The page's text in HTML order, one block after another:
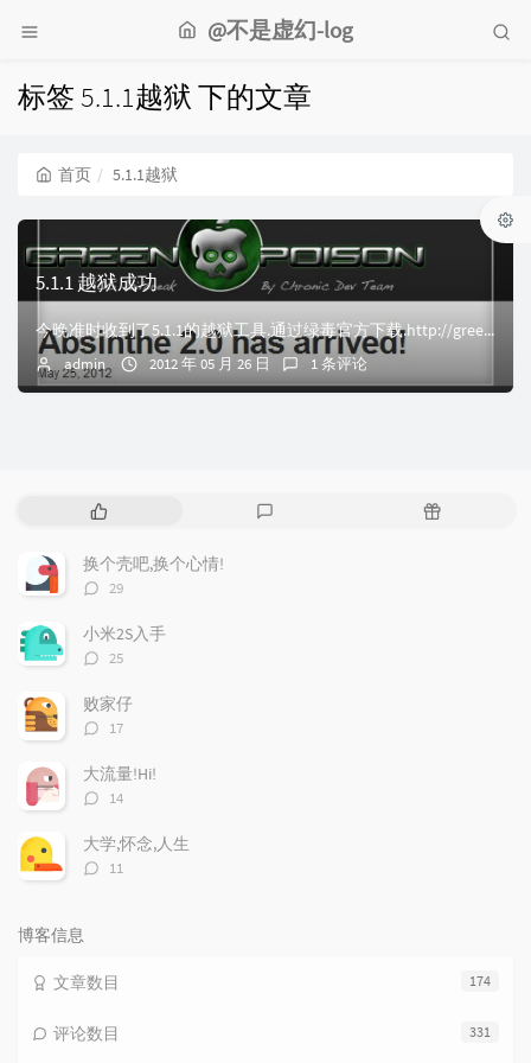
@不是虚幻-log
标签 5.1.1越狱 下的文章
首页 5.1.1越狱
5.1.1 越狱成功
今晚准时收到了5.1.1的越狱工具.通过绿毒官方下载.http://greenpois0n.com/目前提供以下三个版本: Absinthe v2.0 ...
admin 2012 年 05 月 26 日 1 条评论
热
文
章
随
换个壳吧,换个心情!
评
数：
29
小米2S入手
评
数：
25
败家仔
评
数：
17
大流量!Hi!
评
数：
14
大学,怀念,人生
评
11
博客信息
174
文章数目
331
评论数目